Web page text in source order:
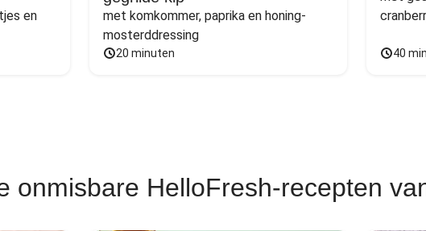
en
met komkommer, paprika en honing-
mosterddressing
20 minuten 40
onmisbare HelloFresh-recepten